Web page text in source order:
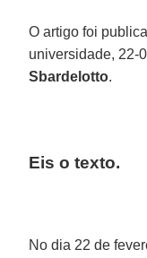
O artigo foi
universidade, 22-
Sbardelotto.
Eis o texto.
No dia 22 de